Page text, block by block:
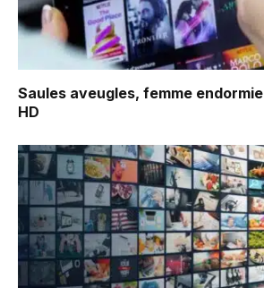
Saules aveugles, femme endormie
HD